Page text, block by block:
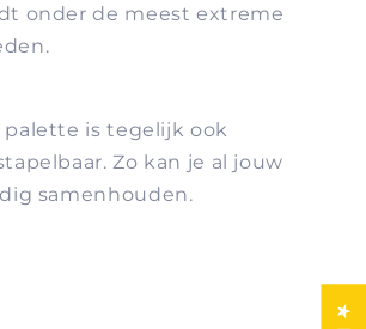
onder de meest extreme
palette is tegelijk ook
Zo kan je al jouw
samenhouden.